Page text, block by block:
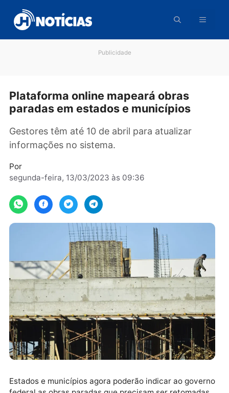
para
conteúdo
Plataforma online mapeará obras
Gestores têm até 10 de abril para atualizar
informações no sistema.
Por
segunda-feira, 13/03/2023 às 09:36